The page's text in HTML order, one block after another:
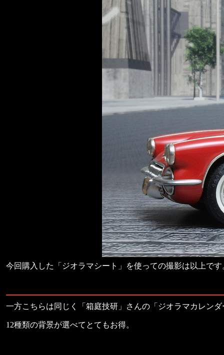
今回購入した「ジオラマシート」を使っての撮影は以上です
一方こちらは同じく「箱庭技研」さんの「ジオラマカレン
12種類の背景が選べてとてもお得。